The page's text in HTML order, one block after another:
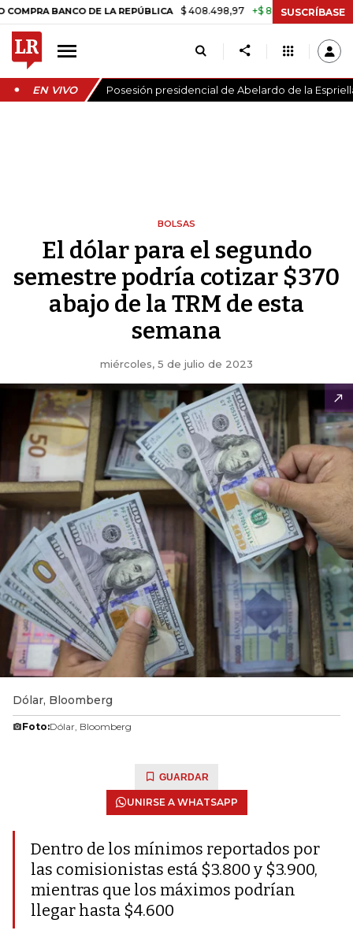
BANCO DE LA REPÚBLICA $ 408.498,97 +$ 8.753,81 +2,19% TASA
SUSCRÍBASE
EN VIVO Posesión presidencial de Abelardo de la
BOLSAS
El dólar para el segundo
semestre podría cotizar $370
abajo de la TRM de esta
semana
miércoles, 5 de julio de 2023
Dólar, Bloomberg
Foto:Dólar, Bloomberg
GUARDAR
UNIRSE A WHATSAPP
Dentro de los mínimos reportados por
las comisionistas está $3.800 y $3.900,
mientras que los máximos podrían
llegar hasta $4.600